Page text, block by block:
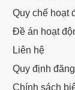
Quy chế hoạt
Đề án hoạt
Liên hệ
Quy định
Chính sách